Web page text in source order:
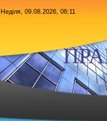
Неділя, 09.08.2026, 06:11